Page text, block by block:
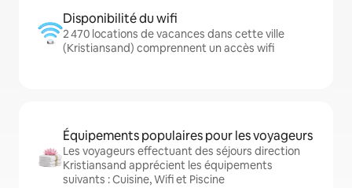
Disponibilité du wifi
2 470 locations de vacances dans cette ville
(Kristiansand) comprennent un accès wifi
Équipements populaires pour les voyageurs
Les voyageurs effectuant des séjours direction
Kristiansand apprécient les équipements
suivants : Cuisine, Wifi et Piscine